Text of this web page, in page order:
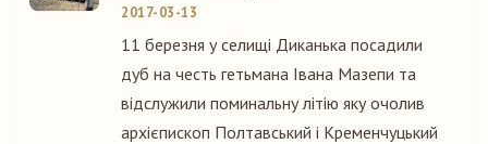
2017-03-13
11 березня у селищі Диканька посадили
дуб на честь гетьмана Івана Мазепи та
відслужили поминальну літію яку очолив
архієпископ Полтавський і Кременчуцький